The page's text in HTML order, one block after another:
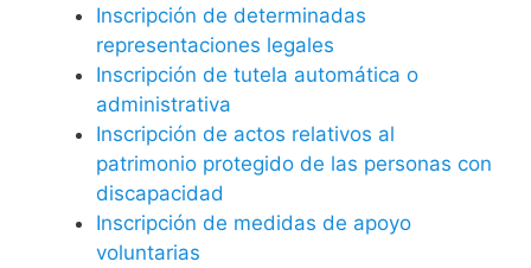
Inscripción de determinadas
representaciones legales
Inscripción de tutela automática o
administrativa
Inscripción de actos relativos al
patrimonio protegido de las personas con
discapacidad
Inscripción de medidas de apoyo
voluntarias